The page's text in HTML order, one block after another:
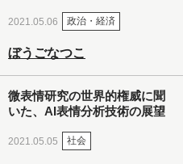
2021.05.06 政治・経済
ぼうごなつこ
微表情研究の世界的権威に聞
いた、AI表情分析技術の展望
2021.05.05 社会